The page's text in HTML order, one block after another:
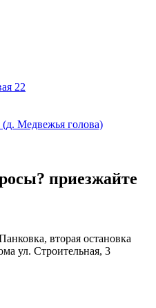
приезжайте
вторая остановка
ул. Строительная, 3